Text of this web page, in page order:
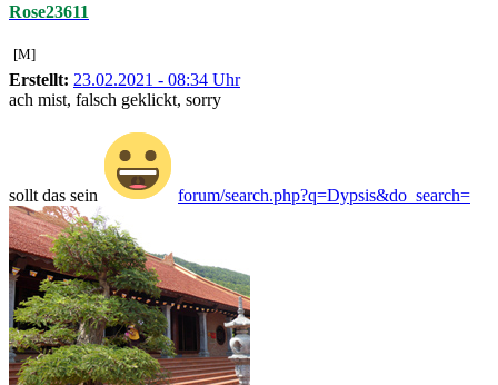
Rose23611
[M]
Erstellt: 23.02.2021 - 08:34 Uhr
ach mist, falsch geklickt, sorry
sollt das sein forum/search.php?q=Dypsis&do_search=